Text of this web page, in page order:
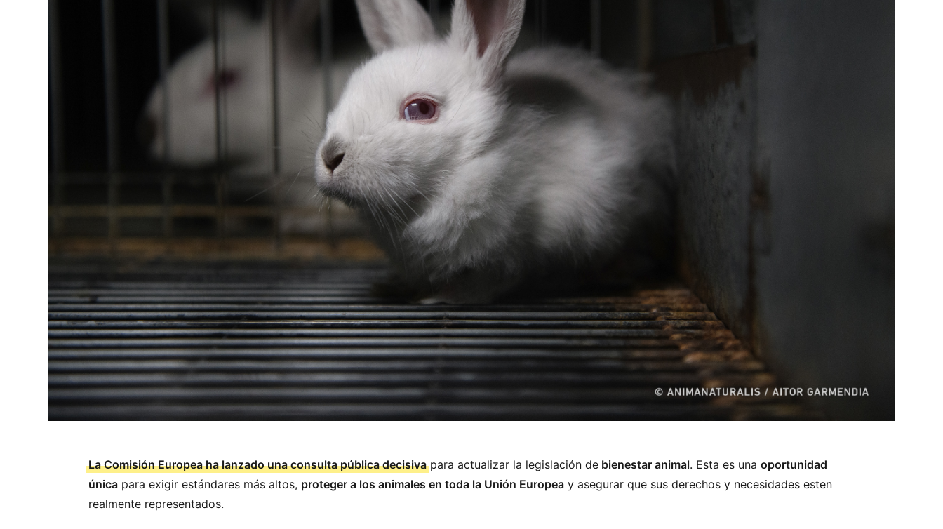
La Comisión Europea ha lanzado una consulta pública decisivapara actualizar la legislación debienestar animal. Esta es una oportunidad
únicapara exigir estándares más altos, proteger a los animales en toda la Unión Europeay asegurar que sus derechos y necesidades esten
realmente representados.